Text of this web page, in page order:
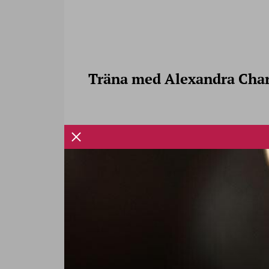
Träna med Alexandra